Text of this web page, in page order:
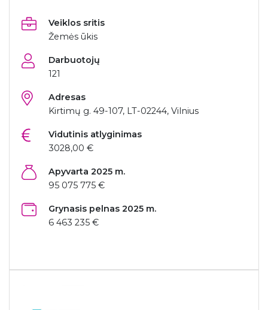
Veiklos sritis
Žemės ūkis
Darbuotojų
121
Adresas
Kirtimų g. 49-107, LT-02244, Vilnius
Vidutinis atlyginimas
3028,00 €
Apyvarta 2025 m.
95 075 775 €
Grynasis pelnas 2025 m.
6 463 235 €